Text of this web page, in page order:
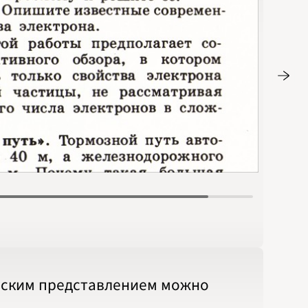
представлением можно